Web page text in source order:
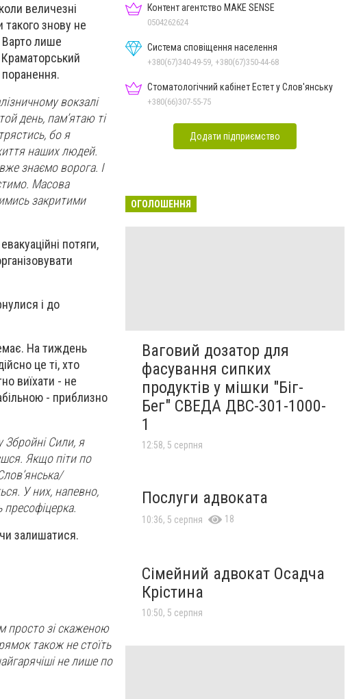
величезні
знову не
лише
Краматорський
поранення.
вокзалі
день, пам’ятаю ті
бо я
наших людей.
знаємо ворога. І
Масова
закритими
потяги,
і до
На тиждень
це ті, хто
виїхати - не
- приблизно
Збройні Сили, я
Якщо піти по
У них, напевно,
залишатися.
просто зі скаженою
також не стоїть
не лише по
Контент агентство MAKE SENSE
0504262624
Система сповіщення населення
+380(67)340-49-59, +380(67)350-44-68
Стоматологічний кабінет Естет у Слов'янську
+380(66)307-55-75
Додати підприємство
ОГОЛОШЕННЯ
Ваговий дозатор для
фасування сипких
продуктів у мішки "Біг-
Бег" СВЕДА ДВС-301-1000-
1
12:58, 5 серпня
Послуги адвоката
10:36, 5 серпня 18
Сімейний адвокат Осадча
Крістина
10:50, 5 серпня